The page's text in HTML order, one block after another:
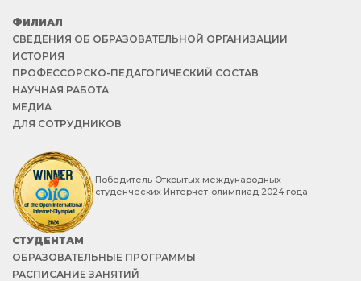
ФИЛИАЛ
СВЕДЕНИЯ ОБ ОБРАЗОВАТЕЛЬНОЙ ОРГАНИЗАЦИИ
ИСТОРИЯ
ПРОФЕССОРСКО-ПЕДАГОГИЧЕСКИЙ СОСТАВ
НАУЧНАЯ РАБОТА
МЕДИА
ДЛЯ СОТРУДНИКОВ
Победитель Открытых международных
студенческих Интернет-олимпиад 2024 года
СТУДЕНТАМ
ОБРАЗОВАТЕЛЬНЫЕ ПРОГРАММЫ
РАСПИСАНИЕ ЗАНЯТИЙ